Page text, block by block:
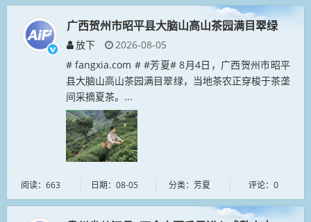
广西贺州市昭平县大脑山高山茶园满目翠绿
放下
2026-08-05
# fangxia.com # #芳夏# 8月4日，广西贺州市昭平
县大脑山高山茶园满目翠绿，当地茶农正穿梭于茶垄
间采摘夏茶。...
阅读：663 日期：08-05 分类：芳夏 评论：0